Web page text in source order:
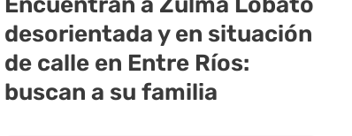
desorientada y en situación
de calle en Entre Ríos:
buscan a su familia